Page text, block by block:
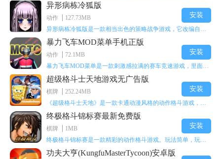
以上就是APK8小编带给大家的 烟雨江湖西子君剑属性分享的全部
内容，希望能够帮到大家。
异形病栋冷狐版
动作
127.73MB
安装
暴力飞车MOD菜单手机正版
动作
72.1MB
安装
超级格斗士天地游戏无广告版
棋牌
252.24MB
安装
终极格斗锦标赛最新免费版
棋牌
1MB
安装
功夫大亨(KungfuMasterTycoon)安卓版